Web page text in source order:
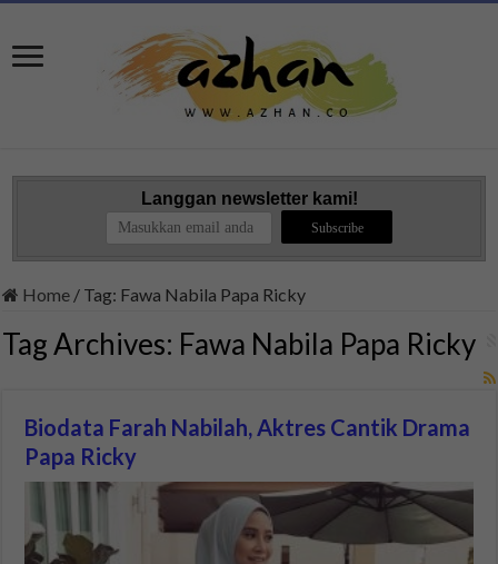
Langgan newsletter kami!
Home / Tag: Fawa Nabila Papa Ricky
Tag Archives: Fawa Nabila Papa Ricky
Biodata Farah Nabilah, Aktres Cantik Drama
Papa Ricky